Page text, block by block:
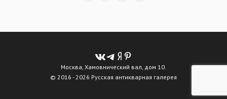
Москва, Хамовнический вал, дом 10.
© 2016 - 2026 Русская антикварная галерея